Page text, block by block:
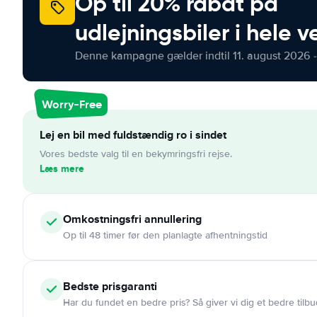
udlejningsbiler i hele
Denne kampagne gælder indtil 11. august 2026
Worry-Free
Lej en bil med fuldstændig ro i sindet
Vores bedste valg til en bekymringsfri rejse.
Læs mere
Omkostningsfri annullering
Op til 48 timer før den planlagte afhentningstid
Bedste prisgaranti
Har du fundet en bedre pris? Så giver vi dig et bedre